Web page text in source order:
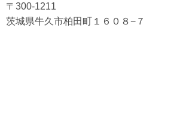
〒300-1211
茨城県牛久市柏田町１６０８−７